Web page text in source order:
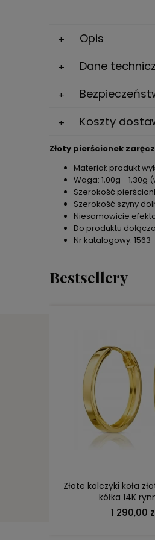
Opis
Dane
Koszty
Złoty pierścionek
Materiał: produkt
Waga: 1,00g -
Szerokość
Szerokość szyny
Niesamowicie
Do produktu
Nr katalogowy:
Bestsellery
Złote kolczyki koła
kółka 14K
1 290,00
DO KOSZYKA